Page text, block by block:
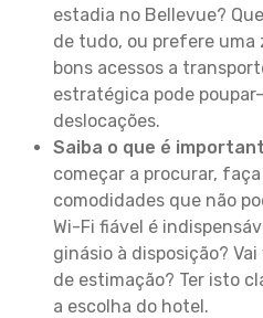
estadia no Bellevue?
de tudo, ou prefere uma
bons acessos a
estratégica pode
deslocações.
Saiba o que é
começar a procurar,
comodidades que não
Wi-Fi fiável é
ginásio à disposição?
de estimação? Ter isto
a escolha do hotel.